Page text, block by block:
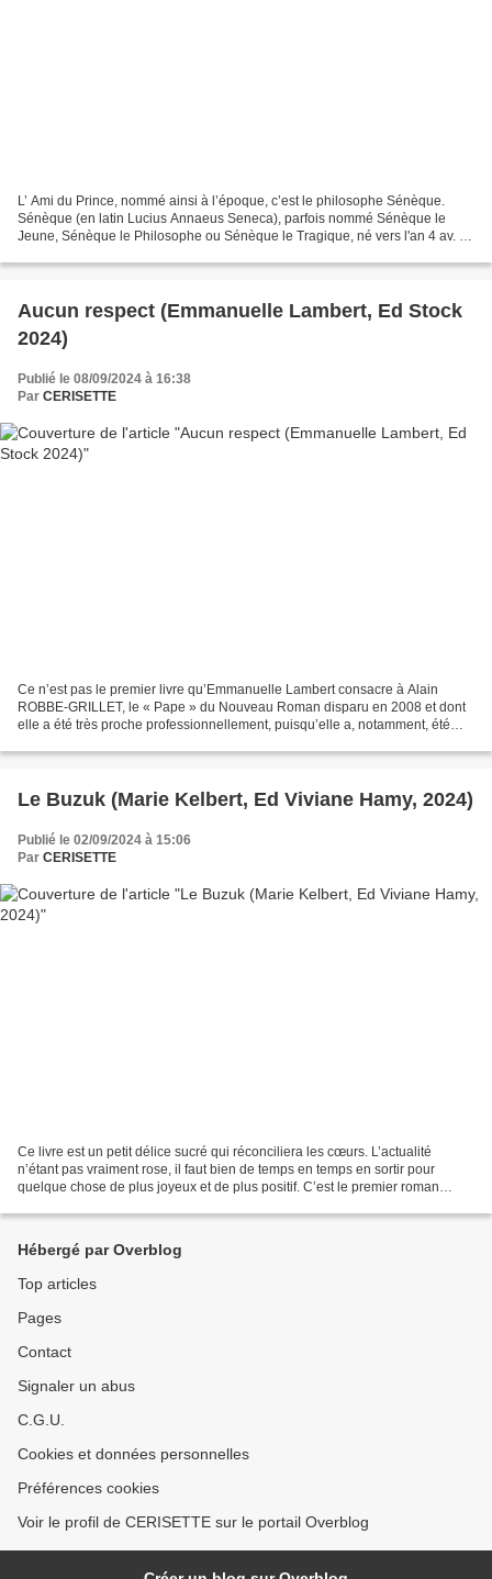
L’ Ami du Prince, nommé ainsi à l’époque, c’est le philosophe Sénèque.
Sénèque (en latin Lucius Annaeus Seneca), parfois nommé Sénèque le
Jeune, Sénèque le Philosophe ou Sénèque le Tragique, né vers l'an 4 av. J.-
Aucun respect (Emmanuelle Lambert, Ed Stock
2024)
Publié le 08/09/2024 à 16:38
Par CERISETTE
Ce n’est pas le premier livre qu’Emmanuelle Lambert consacre à Alain
ROBBE-GRILLET, le « Pape » du Nouveau Roman disparu en 2008 et dont
elle a été très proche professionnellement, puisqu’elle a, notamment, été
Le Buzuk (Marie Kelbert, Ed Viviane Hamy, 2024)
Publié le 02/09/2024 à 15:06
Par CERISETTE
Ce livre est un petit délice sucré qui réconciliera les cœurs. L’actualité
n’étant pas vraiment rose, il faut bien de temps en temps en sortir pour
quelque chose de plus joyeux et de plus positif. C’est le premier roman
Hébergé par Overblog
Top articles
Pages
Contact
Signaler un abus
C.G.U.
Cookies et données personnelles
Préférences cookies
Voir le profil de CERISETTE sur le portail Overblog